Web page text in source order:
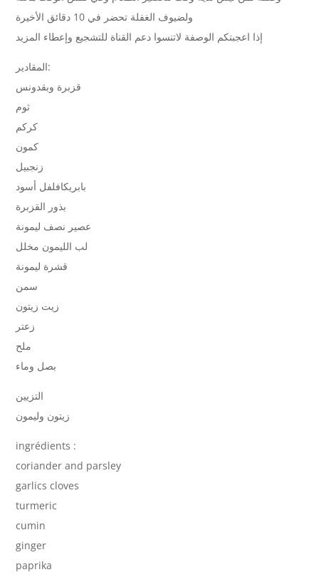
ولضيوف الغفلة تحضر في 10 دقائق الأخيرة
إذا اعجبتكم الوصفة لاتنسوا دعم القناة للتشجيع وإعطاء المزيد
المقادير:
قزبرة وبقدونس
ثوم
كركم
كمون
زنجبيل
بابريكافلفل أسود
بذور القزبرة
عصير نصف ليمونة
لب الليمون مخلل
قشرة ليمونة
سمن
زيت زيتون
زعتر
ملح
بصل وماء
التزيين
زيتون وليمون
ingrédients :
coriander and parsley
garlics cloves
turmeric
cumin
ginger
paprika